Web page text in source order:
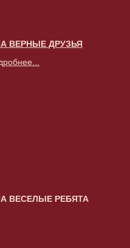
ВЕРНЫЕ ДРУЗЬЯ
ВЕСЕЛЫЕ РЕБЯТА